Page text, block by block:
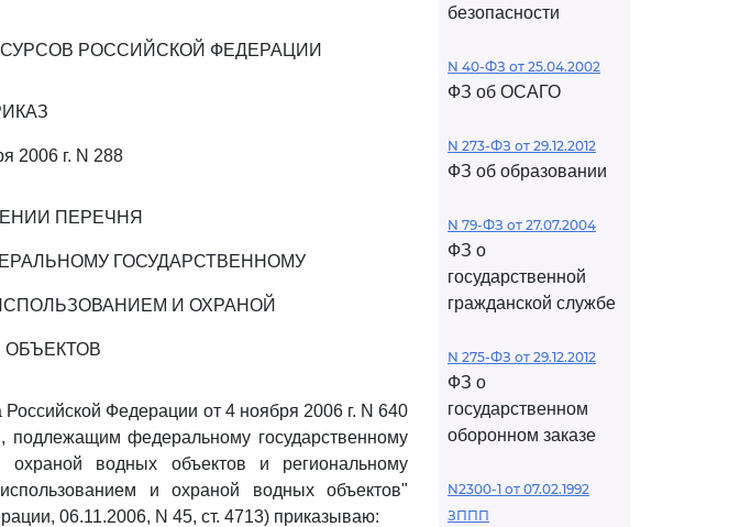
РОССИЙСКОЙ ФЕДЕРАЦИИ
2006 г. N 288
ПЕРЕЧНЯ
ГОСУДАРСТВЕННОМУ
И ОХРАНОЙ
Российской Федерации от 4 ноября 2006 г. N 640
подлежащим федеральному государственному
водных объектов и региональному
и охраной водных объектов"
06.11.2006, N 45, ст. 4713) приказываю:
безопасности
N 40-ФЗ от 25.04.2002
ФЗ об ОСАГО
N 273-ФЗ от 29.12.2012
ФЗ об образовании
N 79-ФЗ от 27.07.2004
ФЗ о
государственной
гражданской службе
N 275-ФЗ от 29.12.2012
ФЗ о
государственном
оборонном заказе
N2300-1 от 07.02.1992
ЗППП